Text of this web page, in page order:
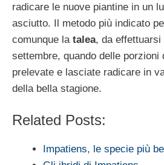
radicare le nuove piantine in un
asciutto. Il metodo più indicato
comunque la talea, da effettuarsi
settembre, quando delle porzioni
prelevate e lasciate radicare in
della bella stagione.
Related Posts:
Impatiens, le specie più